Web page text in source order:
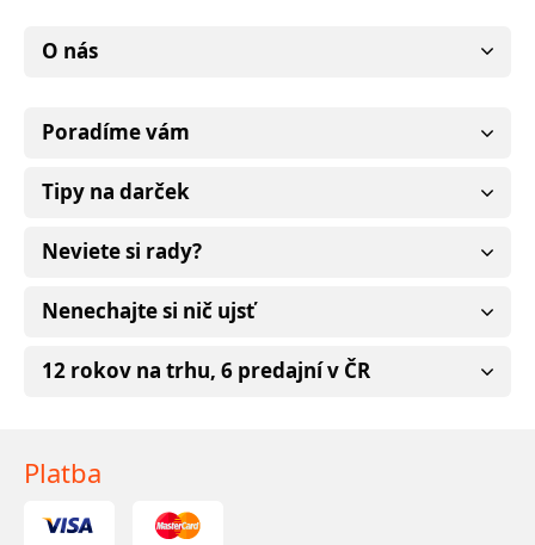
O nás
Poradíme vám
Tipy na darček
Neviete si rady?
Nenechajte si nič ujsť
12 rokov na trhu, 6 predajní v ČR
Platba